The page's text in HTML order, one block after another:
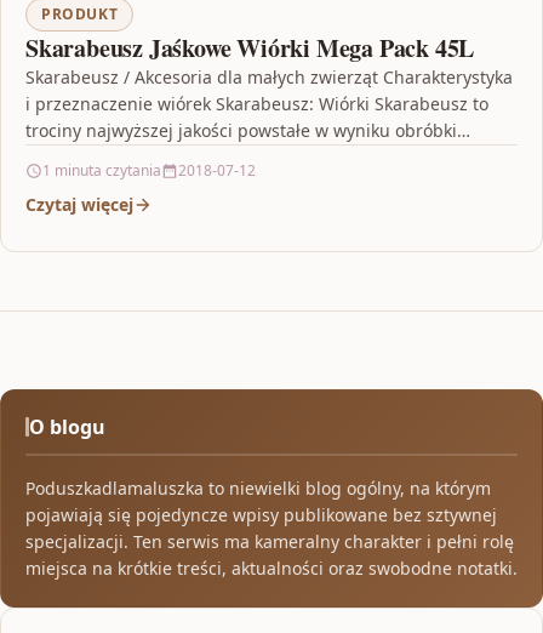
PRODUKT
Skarabeusz Jaśkowe Wiórki Mega Pack 45L
Skarabeusz / Akcesoria dla małych zwierząt Charakterystyka
i przeznaczenie wiórek Skarabeusz: Wiórki Skarabeusz to
trociny najwyższej jakości powstałe w wyniku obróbki
1 minuta czytania 2018-07-12
Czytaj więcej
O blogu
Poduszkadlamaluszka to niewielki blog ogólny, na którym
pojawiają się pojedyncze wpisy publikowane bez sztywnej
specjalizacji. Ten serwis ma kameralny charakter i pełni rolę
miejsca na krótkie treści, aktualności oraz swobodne notatki.